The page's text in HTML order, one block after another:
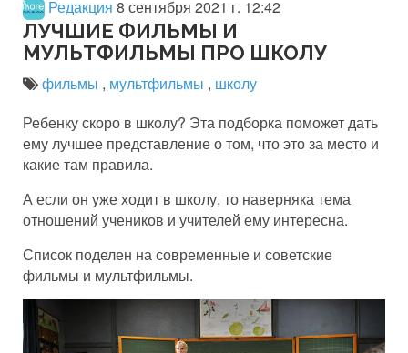
Редакция 8 сентября 2021 г. 12:42
ЛУЧШИЕ ФИЛЬМЫ И
МУЛЬТФИЛЬМЫ ПРО ШКОЛУ
фильмы , мультфильмы , школу
Ребенку скоро в школу? Эта подборка поможет дать
ему лучшее представление о том, что это за место и
какие там правила.
А если он уже ходит в школу, то наверняка тема
отношений учеников и учителей ему интересна.
Список поделен на современные и советские
фильмы и мультфильмы.